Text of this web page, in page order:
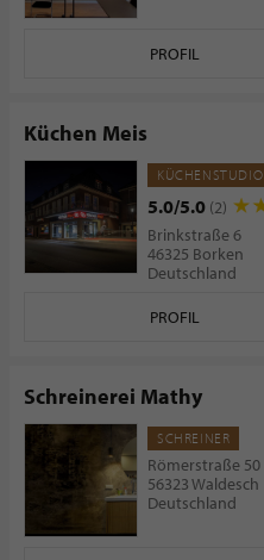
PROFIL
Küchen Meis
KÜCHENSTUDIO
5.0/5.0 (2)
Brinkstraße 6
46325 Borken
Deutschland
PROFIL
Schreinerei Mathy
SCHREINER
Römerstraße 50
56323 Waldesch
Deutschland